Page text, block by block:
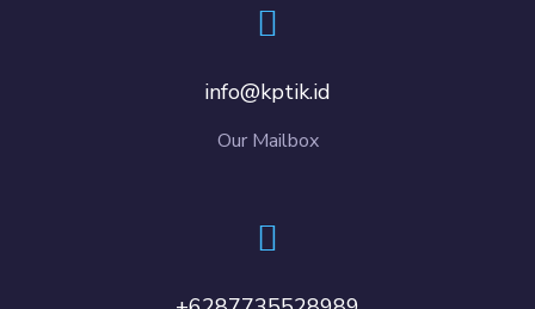
info@kptik.id
Our Mailbox